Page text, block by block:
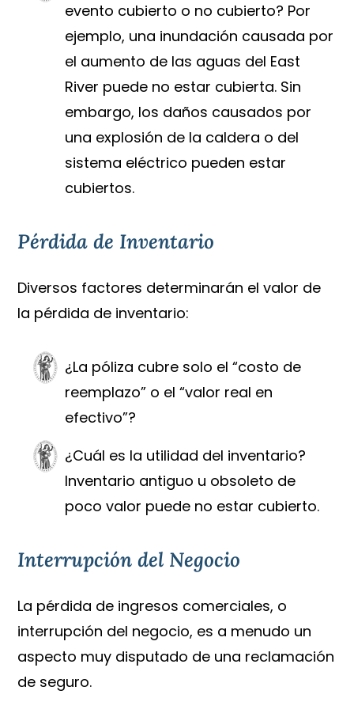
evento cubierto o no cubierto? Por
ejemplo, una inundación causada por
el aumento de las aguas del East
River puede no estar cubierta. Sin
embargo, los daños causados por
una explosión de la caldera o del
sistema eléctrico pueden estar
cubiertos.
Pérdida de Inventario
Diversos factores determinarán el valor de
la pérdida de inventario:
¿La póliza cubre solo el “costo de
reemplazo” o el “valor real en
efectivo”?
¿Cuál es la utilidad del inventario?
Inventario antiguo u obsoleto de
poco valor puede no estar cubierto.
Interrupción del Negocio
La pérdida de ingresos comerciales, o
interrupción del negocio, es a menudo un
aspecto muy disputado de una reclamación
de seguro.